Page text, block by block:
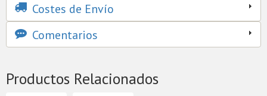
Costes de Envío
Comentarios
Productos Relacionados